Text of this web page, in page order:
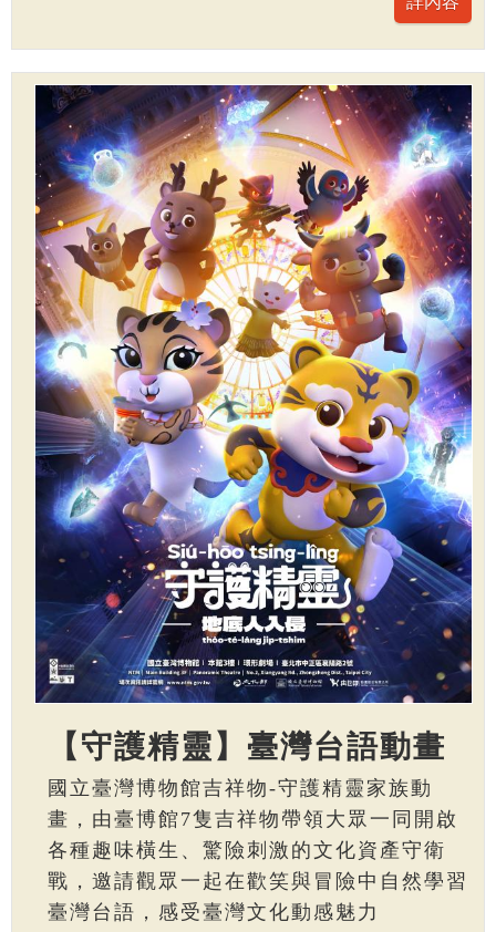
【守護精靈】臺灣台語動畫
國立臺灣博物館吉祥物-守護精靈家族動
畫，由臺博館7隻吉祥物帶領大眾一同開啟
各種趣味橫生、驚險刺激的文化資產守衛
戰，邀請觀眾一起在歡笑與冒險中自然學習
臺灣台語，感受臺灣文化動感魅力